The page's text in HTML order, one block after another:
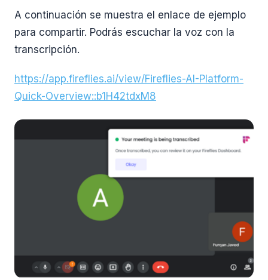
A continuación se muestra el enlace de ejemplo
para compartir. Podrás escuchar la voz con la
transcripción.
https://app.fireflies.ai/view/Fireflies-AI-Platform-
Quick-Overview::b1H42tdxM8